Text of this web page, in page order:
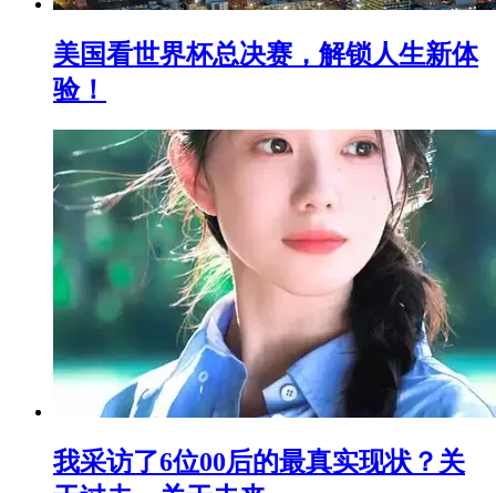
美国看世界杯总决赛，解锁人生新体
验！
我采访了6位00后的最真实现状？关